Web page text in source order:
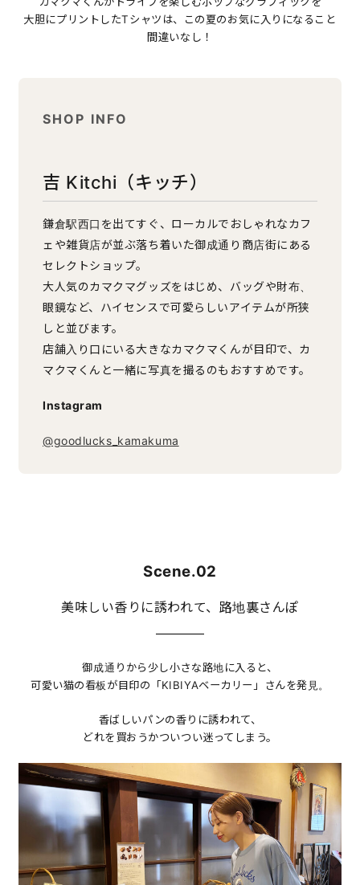
大胆にプリントしたTシャツは、この夏のお気に入りになること
間違いなし！
SHOP INFO
吉 Kitchi（キッチ）
鎌倉駅西口を出てすぐ、ローカルでおしゃれなカフ
ェや雑貨店が並ぶ落ち着いた御成通り商店街にある
セレクトショップ。
大人気のカマクマグッズをはじめ、バッグや財布、
眼鏡など、ハイセンスで可愛らしいアイテムが所狭
しと並びます。
店舗入り口にいる大きなカマクマくんが目印で、カ
マクマくんと一緒に写真を撮るのもおすすめです。
Instagram
@goodlucks_kamakuma
Scene.02
美味しい香りに誘われて、路地裏さんぽ
御成通りから少し小さな路地に入ると、
可愛い猫の看板が目印の「KIBIYAベーカリー」さんを発見。
香ばしいパンの香りに誘われて、
どれを買おうかついつい迷ってしまう。